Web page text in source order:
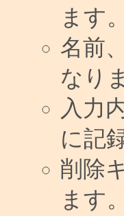
ます。
名前
なり
入力
に記
削除
ます。